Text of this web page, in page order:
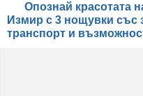
Опознай красотата
Измир с 3 нощувки със
транспорт и